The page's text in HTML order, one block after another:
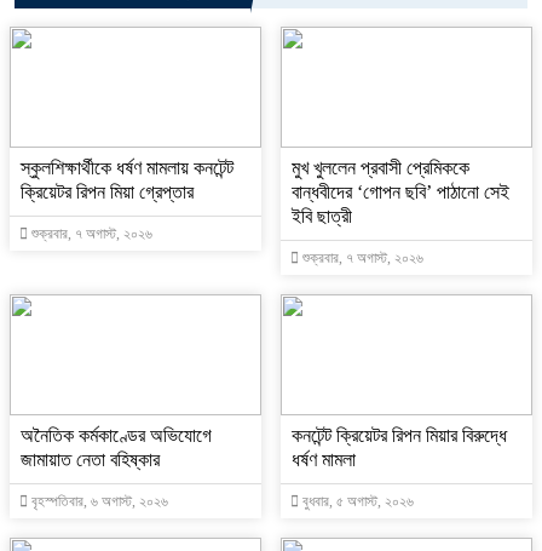
স্কুলশিক্ষার্থীকে ধর্ষণ মামলায় কনটেন্ট
ক্রিয়েটর রিপন মিয়া গ্রেপ্তার
শুক্রবার, ৭ অগাস্ট, ২০২৬
মুখ খুললেন প্রবাসী প্রেমিককে
বান্ধবীদের ‘গোপন ছবি’ পাঠানো সেই
ইবি ছাত্রী
শুক্রবার, ৭ অগাস্ট, ২০২৬
অনৈতিক কর্মকাণ্ডের অভিযোগে
জামায়াত নেতা বহিষ্কার
বৃহস্পতিবার, ৬ অগাস্ট, ২০২৬
কনটেন্ট ক্রিয়েটর রিপন মিয়ার বিরুদ্ধে
ধর্ষণ মামলা
বুধবার, ৫ অগাস্ট, ২০২৬